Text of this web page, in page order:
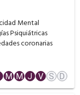
Mental
Psiquiátricas
coronarias
M M J V S D